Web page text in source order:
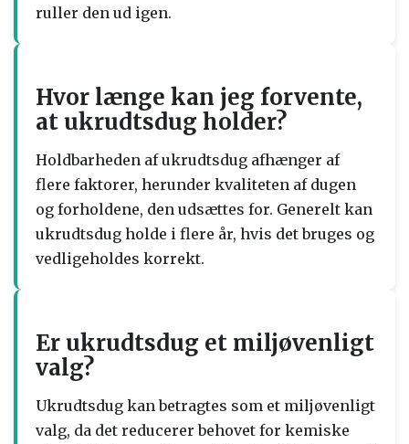
ruller den ud igen.
Hvor længe kan jeg forvente,
at ukrudtsdug holder?
Holdbarheden af ​​ukrudtsdug afhænger af
flere faktorer, herunder kvaliteten af ​​dugen
og forholdene, den udsættes for. Generelt kan
ukrudtsdug holde i flere år, hvis det bruges og
vedligeholdes korrekt.
Er ukrudtsdug et miljøvenligt
valg?
Ukrudtsdug kan betragtes som et miljøvenligt
valg, da det reducerer behovet for kemiske